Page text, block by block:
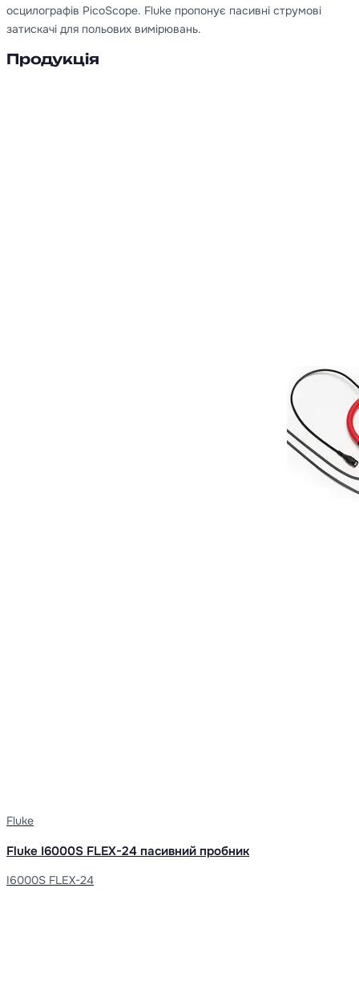
осцилографів PicoScope. Fluke пропонує пасивні струмові
затискачі для польових вимірювань.
Продукція
Fluke
Fluke I6000S FLEX-24 пасивний пробник
I6000S FLEX-24